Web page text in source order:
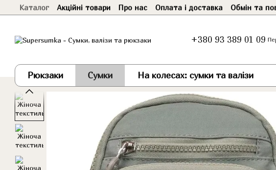
Перейти до основного контенту
Каталог Акційні товари Про нас Оплата і доставка Обмін та
+380 93 389 01 09
Рюкзаки Сумки На колесах: сумки та валізи